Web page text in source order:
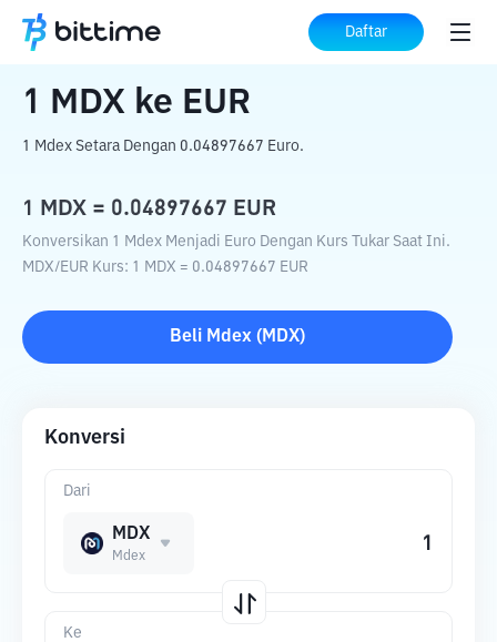
Daftar
Beranda Konverter Kripto ke EUR
1 MDX ke EUR
1 Mdex Setara Dengan 0.04897667 Euro.
1 MDX = 0.04897667 EUR
Konversikan 1 Mdex Menjadi Euro Dengan Kurs Tukar Saat Ini.
MDX/EUR Kurs: 1 MDX = 0.04897667 EUR
Beli Mdex ( MDX)
Konversi
Dari
MDX
Mdex
Ke